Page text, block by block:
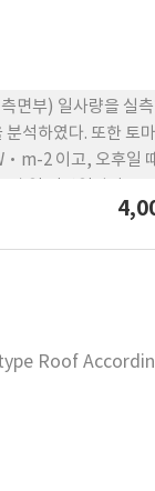
면부) 일사량을 실
석하였다. 또한 토
2 이고, 오후일
한 차이가 없었다. 토
이 검토 결과를 포함
분석이 필요하다.
Roof